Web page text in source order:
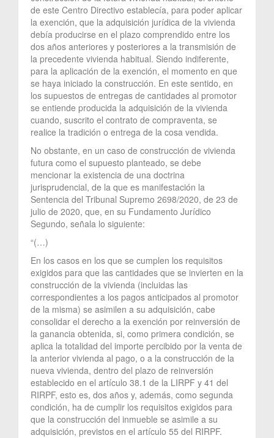
de este Centro Directivo establecía, para poder aplicar
la exención, que la adquisición jurídica de la vivienda
debía producirse en el plazo comprendido entre los
dos años anteriores y posteriores a la transmisión de
la precedente vivienda habitual. Siendo indiferente,
para la aplicación de la exención, el momento en que
se haya iniciado la construcción. En este sentido, en
los supuestos de entregas de cantidades al promotor
se entiende producida la adquisición de la vivienda
cuando, suscrito el contrato de compraventa, se
realice la tradición o entrega de la cosa vendida.
No obstante, en un caso de construcción de vivienda
futura como el supuesto planteado, se debe
mencionar la existencia de una doctrina
jurisprudencial, de la que es manifestación la
Sentencia del Tribunal Supremo 2698/2020, de 23 de
julio de 2020, que, en su Fundamento Jurídico
Segundo, señala lo siguiente:
“(…)
En los casos en los que se cumplen los requisitos
exigidos para que las cantidades que se invierten en la
construcción de la vivienda (incluidas las
correspondientes a los pagos anticipados al promotor
de la misma) se asimilen a su adquisición, cabe
consolidar el derecho a la exención por reinversión de
la ganancia obtenida, si, como primera condición, se
aplica la totalidad del importe percibido por la venta de
la anterior vivienda al pago, o a la construcción de la
nueva vivienda, dentro del plazo de reinversión
establecido en el artículo 38.1 de la LIRPF y 41 del
RIRPF, esto es, dos años y, además, como segunda
condición, ha de cumplir los requisitos exigidos para
que la construcción del inmueble se asimile a su
adquisición, previstos en el artículo 55 del RIRPF.